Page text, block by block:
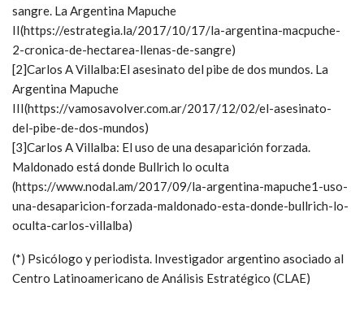
sangre. La Argentina Mapuche
II(https://estrategia.la/2017/10/17/la-argentina-macpuche-
2-cronica-de-hectarea-llenas-de-sangre)
[2]Carlos A Villalba:El asesinato del pibe de dos mundos. La
Argentina Mapuche
III(https://vamosavolver.com.ar/2017/12/02/el-asesinato-
del-pibe-de-dos-mundos)
[3]Carlos A Villalba: El uso de una desaparición forzada.
Maldonado está donde Bullrich lo oculta
(https://www.nodal.am/2017/09/la-argentina-mapuche1-uso-
una-desaparicion-forzada-maldonado-esta-donde-bullrich-lo-
oculta-carlos-villalba)
(*) Psicólogo y periodista. Investigador argentino asociado al
Centro Latinoamericano de Análisis Estratégico (CLAE)